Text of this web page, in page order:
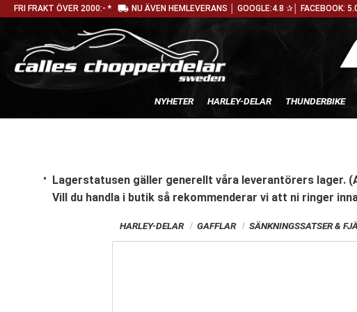
FRI FRAKT ÖVER 2000:- * local_shipping NU ÄVEN HEMLEVERANS │ GOOGLE:4.8 ✰│ FACEBOOK:
NYHETER HARLEY-DELAR THUNDERBIKE
Lagerstatusen gäller generellt våra leverantörers lager.
Vill du handla i butik så rekommenderar vi att ni ringer
HARLEY-DELAR GAFFLAR SÄNKNINGSSATSER &